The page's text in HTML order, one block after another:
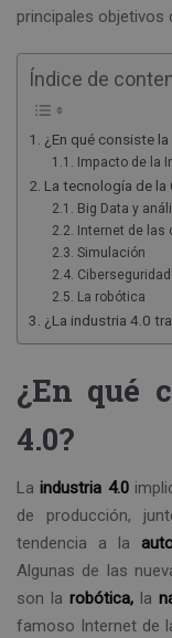
principales objetivos
Índice de
¿En qué consiste
Impacto de la
La tecnología de la
Big Data y
Internet de las
Simulación
Ciberseguridad
La robótica
¿La industria 4.0
¿En qué
4.0?
Laindustria 4.0
de producción,
tendencia a la
Algunas de las
son larobótica, la
famoso Internet de